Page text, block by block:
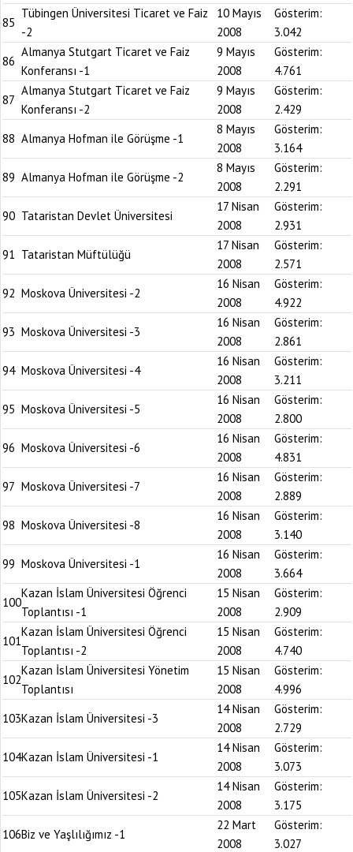
85
Tübingen Üniversitesi Ticaret ve Faiz
-2
10 Mayıs
2008
Gösterim:
3.042
86
Almanya Stutgart Ticaret ve Faiz
Konferansı -1
9 Mayıs
2008
Gösterim:
4.761
87
Almanya Stutgart Ticaret ve Faiz
Konferansı -2
9 Mayıs
2008
Gösterim:
2.429
88 Almanya Hofman ile Görüşme -1
8 Mayıs
2008
Gösterim:
3.164
89 Almanya Hofman ile Görüşme -2
8 Mayıs
2008
Gösterim:
2.291
90 Tataristan Devlet Üniversitesi
17 Nisan
2008
Gösterim:
2.931
91 Tataristan Müftülüğü
17 Nisan
2008
Gösterim:
2.571
92 Moskova Üniversitesi -2
16 Nisan
2008
Gösterim:
4.922
93 Moskova Üniversitesi -3
16 Nisan
2008
Gösterim:
2.861
94 Moskova Üniversitesi -4
16 Nisan
2008
Gösterim:
3.211
95 Moskova Üniversitesi -5
16 Nisan
2008
Gösterim:
2.800
96 Moskova Üniversitesi -6
16 Nisan
2008
Gösterim:
4.831
97 Moskova Üniversitesi -7
16 Nisan
2008
Gösterim:
2.889
98 Moskova Üniversitesi -8
16 Nisan
2008
Gösterim:
3.140
99 Moskova Üniversitesi -1
16 Nisan
2008
Gösterim:
3.664
100
Kazan İslam Üniversitesi Öğrenci
Toplantısı -1
15 Nisan
2008
Gösterim:
2.909
101
Kazan İslam Üniversitesi Öğrenci
Toplantısı -2
15 Nisan
2008
Gösterim:
4.740
102
Kazan İslam Üniversitesi Yönetim
Toplantısı
15 Nisan
2008
Gösterim:
4.996
103Kazan İslam Üniversitesi -3
14 Nisan
2008
Gösterim:
2.729
104Kazan İslam Üniversitesi -1
14 Nisan
2008
Gösterim:
3.073
105Kazan İslam Üniversitesi -2
14 Nisan
2008
Gösterim:
3.175
106Biz ve Yaşlılığımız -1
22 Mart
2008
Gösterim:
3.027